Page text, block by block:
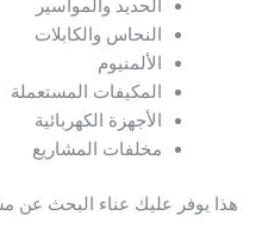
الحديد والمواسير
النحاس والكابلات
الألمنيوم
المكيفات المستعملة
الأجهزة الكهربائية
مخلفات المشاريع
هذا يوفر عليك عناء البحث